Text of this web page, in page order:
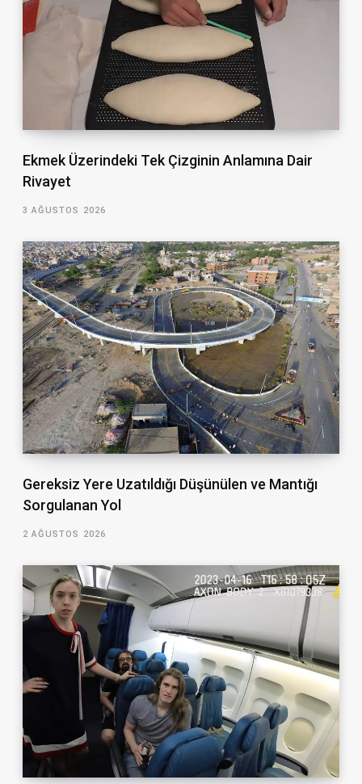
Ekmek Üzerindeki Tek Çizginin Anlamına Dair
Rivayet
3 AĞUSTOS 2026
Gereksiz Yere Uzatıldığı Düşünülen ve Mantığı
Sorgulanan Yol
2 AĞUSTOS 2026